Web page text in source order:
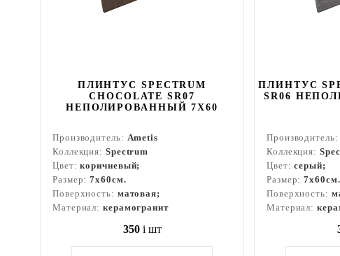
ПЛИНТУС SPECTRUM
CHOCOLATE SR07
НЕПОЛИРОВАННЫЙ 7X60
Производитель: Ametis
Коллекция: Spectrum
Цвет:коричневый;
Размер:7x60см.
Поверхность: матовая;
Материал: керамогранит
350 i шт
ПЛИНТУС
SR06
Производитель:
Коллекция:
Цвет:серый;
Размер:7x60см.
Поверхность:
Материал: